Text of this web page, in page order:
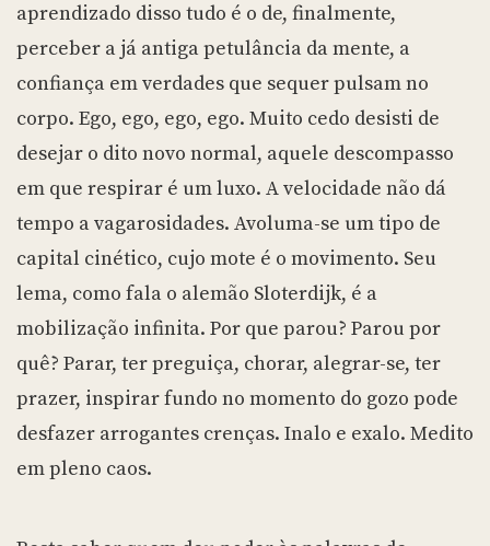
aprendizado disso tudo é o de, finalmente,
perceber a já antiga petulância da mente, a
confiança em verdades que sequer pulsam no
corpo. Ego, ego, ego, ego. Muito cedo desisti de
desejar o dito novo normal, aquele descompasso
em que respirar é um luxo. A velocidade não dá
tempo a vagarosidades. Avoluma-se um tipo de
capital cinético, cujo mote é o movimento. Seu
lema, como fala o alemão Sloterdijk, é a
mobilização infinita. Por que parou? Parou por
quê? Parar, ter preguiça, chorar, alegrar-se, ter
prazer, inspirar fundo no momento do gozo pode
desfazer arrogantes crenças. Inalo e exalo. Medito
em pleno caos.